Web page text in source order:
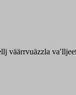
väärrvuäzzla